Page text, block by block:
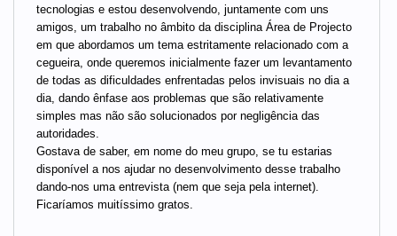
tecnologias e estou desenvolvendo, juntamente com uns
amigos, um trabalho no âmbito da disciplina Área de Projecto
em que abordamos um tema estritamente relacionado com a
cegueira, onde queremos inicialmente fazer um levantamento
de todas as dificuldades enfrentadas pelos invisuais no dia a
dia, dando ênfase aos problemas que são relativamente
simples mas não são solucionados por negligência das
autoridades.
Gostava de saber, em nome do meu grupo, se tu estarias
disponível a nos ajudar no desenvolvimento desse trabalho
dando-nos uma entrevista (nem que seja pela internet).
Ficaríamos muitíssimo gratos.